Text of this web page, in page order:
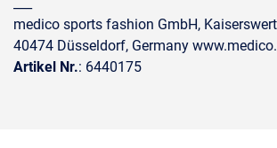
medico sports fashion GmbH,
40474 Düsseldorf, Germany
Artikel Nr.: 6440175